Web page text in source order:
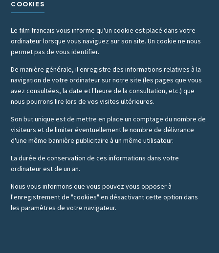
COOKIES
Le film francais vous informe qu'un cookie est placé dans votre
ordinateur lorsque vous naviguez sur son site. Un cookie ne nous
permet pas de vous identifier.
De manière générale, il enregistre des informations relatives à la
navigation de votre ordinateur sur notre site (les pages que vous
avez consultées, la date et l'heure de la consultation, etc.) que
nous pourrons lire lors de vos visites ultérieures.
Son but unique est de mettre en place un comptage du nombre de
visiteurs et de limiter éventuellement le nombre de délivrance
d'une même bannière publicitaire à un même utilisateur.
La durée de conservation de ces informations dans votre
ordinateur est de un an.
Nous vous informons que vous pouvez vous opposer à
l'enregistrement de "cookies" en désactivant cette option dans
les paramètres de votre navigateur.